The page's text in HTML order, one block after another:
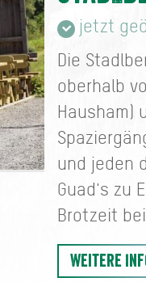
jetzt
Die
oberhalb
Hausham)
und jeden
Guad's zu
Brotzeit
Weitere